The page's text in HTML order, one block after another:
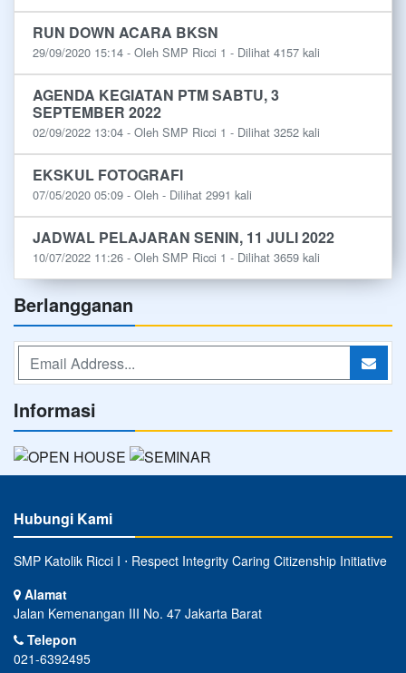
RUN DOWN ACARA BKSN
29/09/2020 15:14 - Oleh SMP Ricci 1 - Dilihat 4157 kali
AGENDA KEGIATAN PTM SABTU, 3
SEPTEMBER 2022
02/09/2022 13:04 - Oleh SMP Ricci 1 - Dilihat 3252 kali
EKSKUL FOTOGRAFI
07/05/2020 05:09 - Oleh - Dilihat 2991 kali
JADWAL PELAJARAN SENIN, 11 JULI 2022
10/07/2022 11:26 - Oleh SMP Ricci 1 - Dilihat 3659 kali
Berlangganan
Informasi
Hubungi Kami
SMP Katolik Ricci I ⋅ Respect Integrity Caring Citizenship Initiative
Alamat
Jalan Kemenangan III No. 47 Jakarta Barat
Telepon
021-6392495